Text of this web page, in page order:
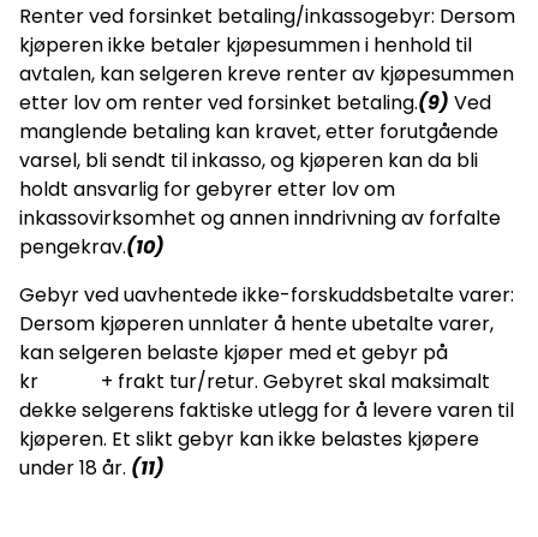
Renter ved forsinket betaling/inkassogebyr: Dersom
kjøperen ikke betaler kjøpesummen i henhold til
avtalen, kan selgeren kreve renter av kjøpesummen
etter lov om renter ved forsinket betaling.(9) Ved
manglende betaling kan kravet, etter forutgående
varsel, bli sendt til inkasso, og kjøperen kan da bli
holdt ansvarlig for gebyrer etter lov om
inkassovirksomhet og annen inndrivning av forfalte
pengekrav.(10)
Gebyr ved uavhentede ikke-forskuddsbetalte varer:
Dersom kjøperen unnlater å hente ubetalte varer,
kan selgeren belaste kjøper med et gebyr på
kr + frakt tur/retur. Gebyret skal maksimalt
dekke selgerens faktiske utlegg for å levere varen til
kjøperen. Et slikt gebyr kan ikke belastes kjøpere
under 18 år. (11)